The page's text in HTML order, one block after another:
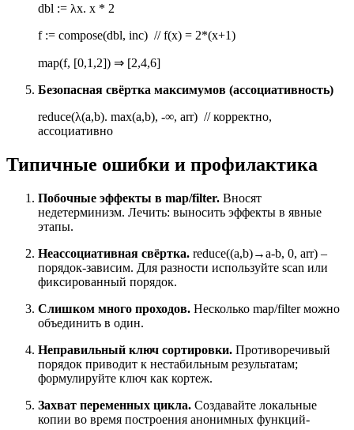
dbl := λx. x * 2
f := compose(dbl, inc) // f(x) = 2*(x+1)
map(f, [0,1,2]) ⇒ [2,4,6]
Безопасная свёртка максимумов (ассоциативность)
reduce(λ(a,b). max(a,b), -∞, arr) // корректно,
ассоциативно
Типичные ошибки и профилактика
Побочные эффекты в map/filter. Вносят
недетерминизм. Лечить: выносить эффекты в явные
этапы.
Неассоциативная свёртка. reduce((a,b)→a-b, 0, arr) –
порядок-зависим. Для разности используйте scan или
фиксированный порядок.
Слишком много проходов. Несколько map/filter можно
объединить в один.
Неправильный ключ сортировки. Противоречивый
порядок приводит к нестабильным результатам;
формулируйте ключ как кортеж.
Захват переменных цикла. Создавайте локальные
копии во время построения анонимных функций-